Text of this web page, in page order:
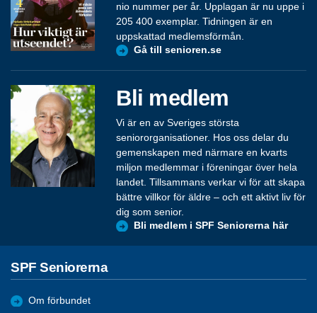
nio nummer per år. Upplagan är nu uppe i
205 400 exemplar. Tidningen är en
uppskattad medlemsförmån.
Gå till senioren.se
Bli medlem
Vi är en av Sveriges största
seniororganisationer. Hos oss delar du
gemenskapen med närmare en kvarts
miljon medlemmar i föreningar över hela
landet. Tillsammans verkar vi för att skapa
bättre villkor för äldre – och ett aktivt liv för
dig som senior.
Bli medlem i SPF Seniorerna här
SPF Seniorerna
Om förbundet